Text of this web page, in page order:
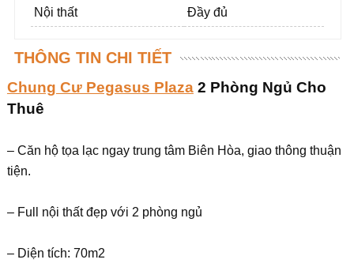
Nội thất Đầy đủ
THÔNG TIN CHI TIẾT
Chung Cư Pegasus Plaza2 Phòng Ngủ Cho
Thuê
– Căn hộ tọa lạc ngay trung tâm Biên Hòa, giao thông thuận
tiện.
– Full nội thất đẹp với 2 phòng ngủ
– Diện tích: 70m2